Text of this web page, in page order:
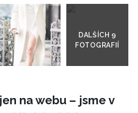
galerie
na webu – jsme v